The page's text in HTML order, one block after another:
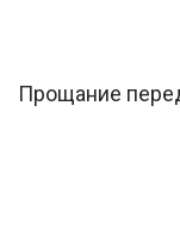
Прощание